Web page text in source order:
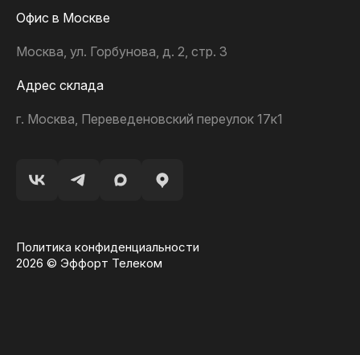
Офис в Москве
Москва, ул. Горбунова, д. 2, стр. 3
Адрес склада
г. Москва, Переведеновский переулок 17к1
2026 © Эффорт Телеком
Политика конфиденциальности